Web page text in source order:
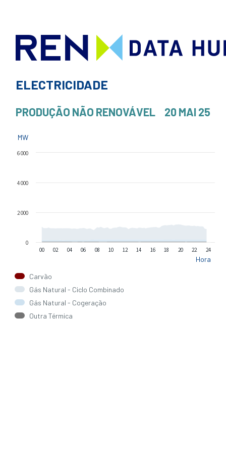
ELECTRICIDADE
PRODUÇÃO NÃO RENOVÁVEL 20 MAI 25
Hora
MW
00 02 04 06 08 10 12 14 16 18 20 22 24
0
2 000
4 000
6 000
Carvão
Gás Natural - Ciclo Combinado
Gás Natural - Cogeração
Outra Térmica